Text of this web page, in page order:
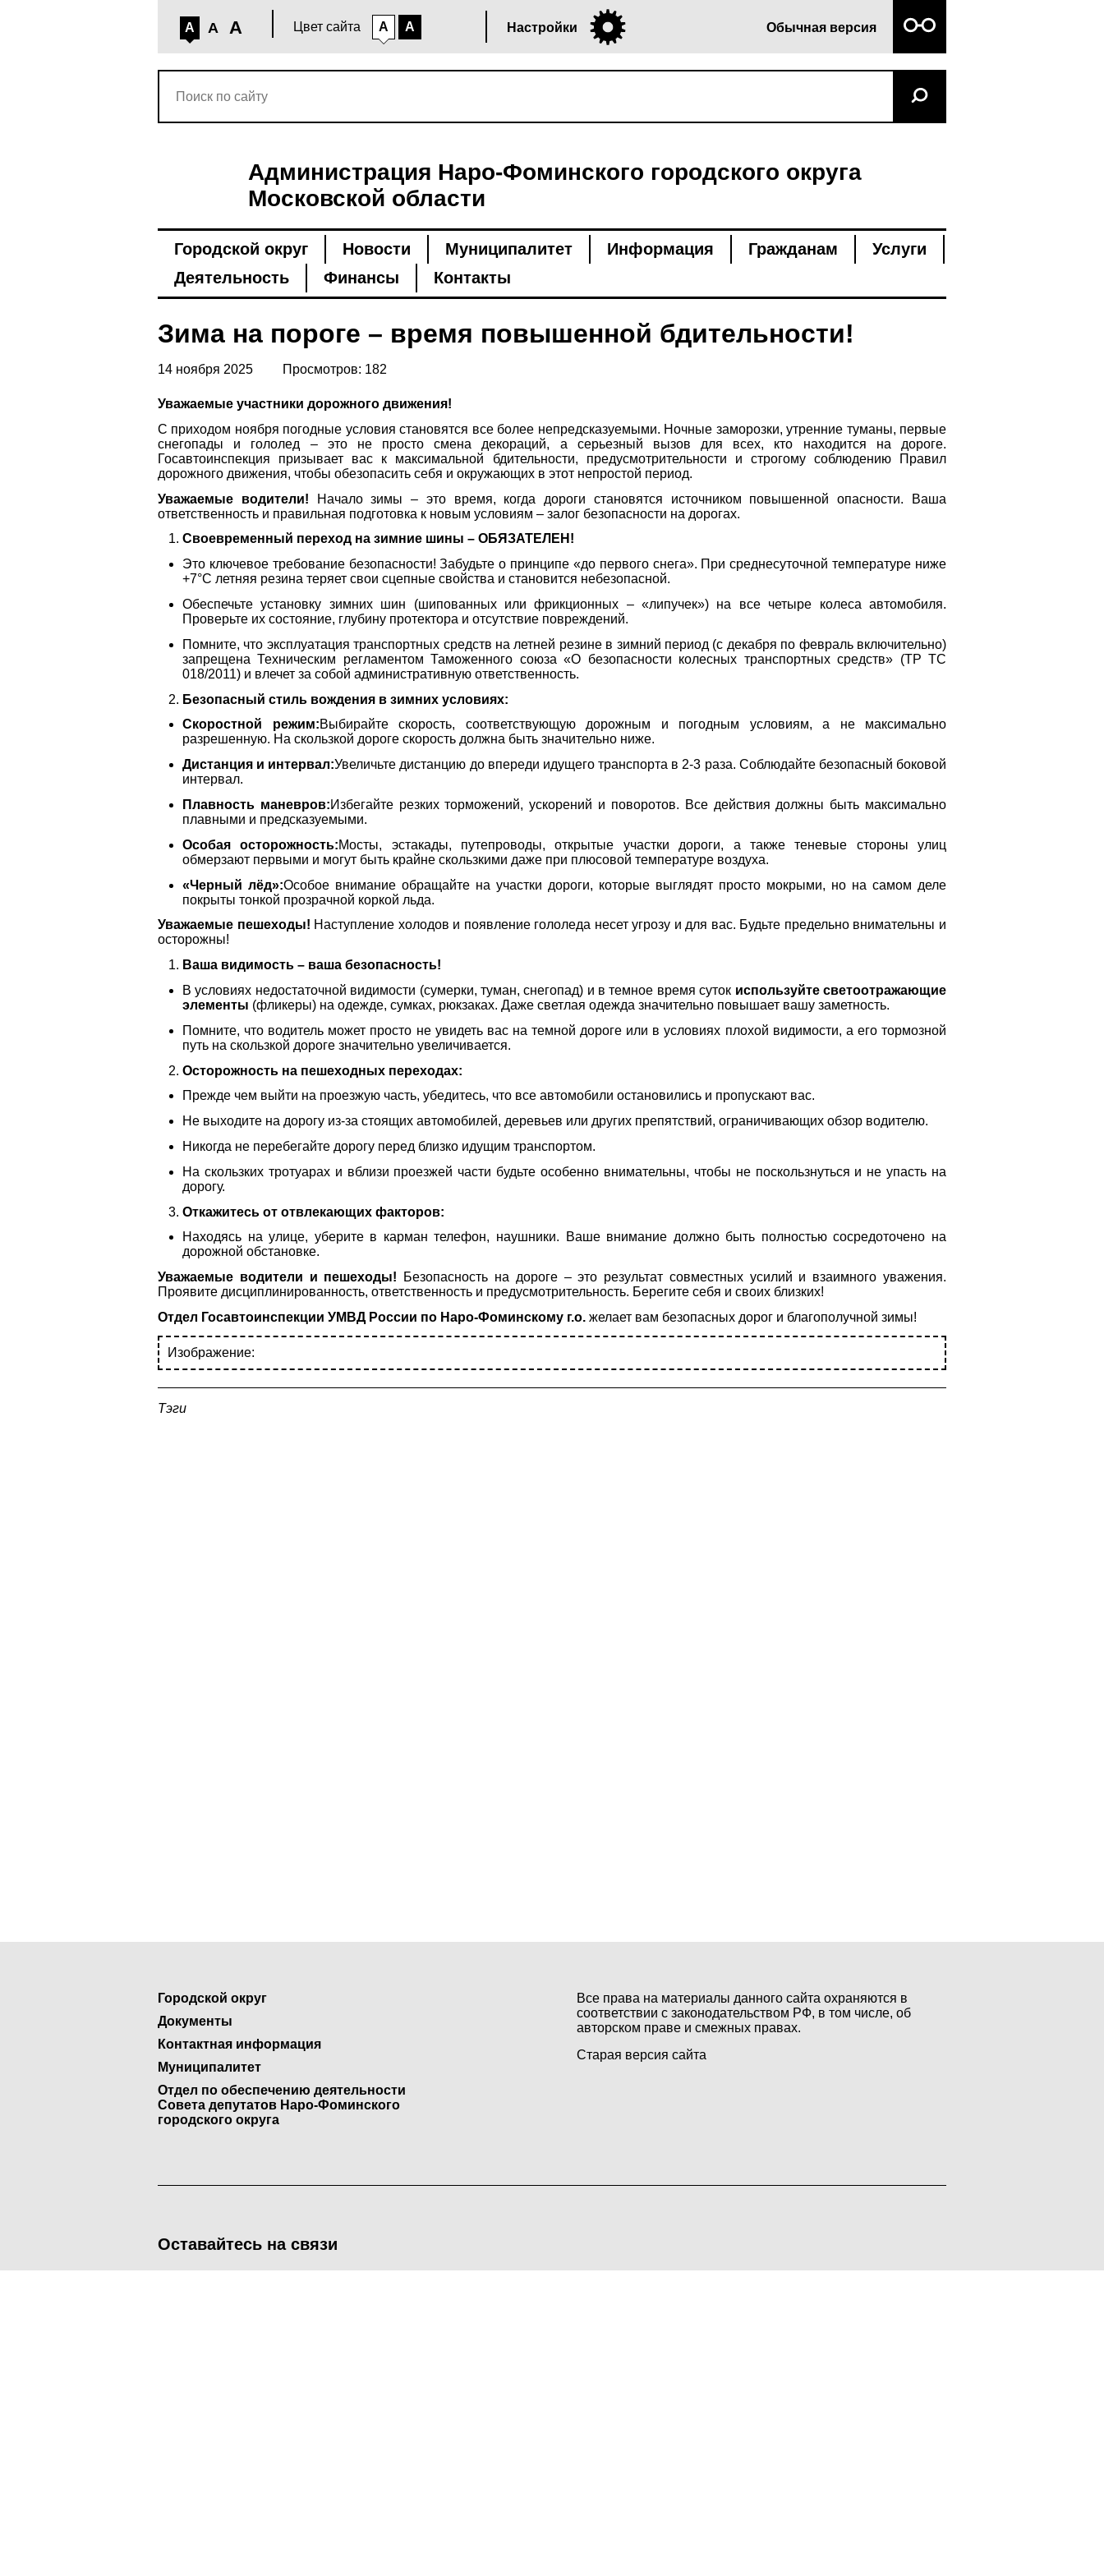
A A A Цвет сайта A A Настройки Обычная версия
Администрация Наро-Фоминского городского округа
Московской области
Городской округ Новости Муниципалитет Информация Гражданам
Услуги
Деятельность
Финансы Контакты
Зима на пороге – время повышенной бдительности!
14 ноября 2025 Просмотров: 182
Уважаемые участники дорожного движения!
С приходом ноября погодные условия становятся все более непредсказуемыми. Ночные заморозки, утренние туманы, первые
снегопады и гололед – это не просто смена декораций, а серьезный вызов для всех, кто находится на дороге.
Госавтоинспекция призывает вас к максимальной бдительности, предусмотрительности и строгому соблюдению Правил
дорожного движения, чтобы обезопасить себя и окружающих в этот непростой период.
Уважаемые водители! Начало зимы – это время, когда дороги становятся источником повышенной опасности. Ваша
ответственность и правильная подготовка к новым условиям – залог безопасности на дорогах.
Своевременный переход на зимние шины – ОБЯЗАТЕЛЕН!
Это ключевое требование безопасности! Забудьте о принципе «до первого снега». При среднесуточной температуре ниже
+7°C летняя резина теряет свои сцепные свойства и становится небезопасной.
Обеспечьте установку зимних шин (шипованных или фрикционных – «липучек») на все четыре колеса автомобиля.
Проверьте их состояние, глубину протектора и отсутствие повреждений.
Помните, что эксплуатация транспортных средств на летней резине в зимний период (с декабря по февраль включительно)
запрещена Техническим регламентом Таможенного союза «О безопасности колесных транспортных средств» (ТР ТС
018/2011) и влечет за собой административную ответственность.
Безопасный стиль вождения в зимних условиях:
Скоростной режим:Выбирайте скорость, соответствующую дорожным и погодным условиям, а не максимально
разрешенную. На скользкой дороге скорость должна быть значительно ниже.
Дистанция и интервал:Увеличьте дистанцию до впереди идущего транспорта в 2-3 раза. Соблюдайте безопасный боковой
интервал.
Плавность маневров:Избегайте резких торможений, ускорений и поворотов. Все действия должны быть максимально
плавными и предсказуемыми.
Особая осторожность:Мосты, эстакады, путепроводы, открытые участки дороги, а также теневые стороны улиц
обмерзают первыми и могут быть крайне скользкими даже при плюсовой температуре воздуха.
«Черный лёд»:Особое внимание обращайте на участки дороги, которые выглядят просто мокрыми, но на самом деле
покрыты тонкой прозрачной коркой льда.
Уважаемые пешеходы! Наступление холодов и появление гололеда несет угрозу и для вас. Будьте предельно внимательны и
осторожны!
Ваша видимость – ваша безопасность!
В условиях недостаточной видимости (сумерки, туман, снегопад) и в темное время суток используйте светоотражающие
элементы (фликеры) на одежде, сумках, рюкзаках. Даже светлая одежда значительно повышает вашу заметность.
Помните, что водитель может просто не увидеть вас на темной дороге или в условиях плохой видимости, а его тормозной
путь на скользкой дороге значительно увеличивается.
Осторожность на пешеходных переходах:
Прежде чем выйти на проезжую часть, убедитесь, что все автомобили остановились и пропускают вас.
Не выходите на дорогу из-за стоящих автомобилей, деревьев или других препятствий, ограничивающих обзор водителю.
Никогда не перебегайте дорогу перед близко идущим транспортом.
На скользких тротуарах и вблизи проезжей части будьте особенно внимательны, чтобы не поскользнуться и не упасть на
дорогу.
Откажитесь от отвлекающих факторов:
Находясь на улице, уберите в карман телефон, наушники. Ваше внимание должно быть полностью сосредоточено на
дорожной обстановке.
Уважаемые водители и пешеходы! Безопасность на дороге – это результат совместных усилий и взаимного уважения.
Проявите дисциплинированность, ответственность и предусмотрительность. Берегите себя и своих близких!
Отдел Госавтоинспекции УМВД России по Наро-Фоминскому г.о. желает вам безопасных дорог и благополучной зимы!
Изображение:
Тэги
Городской округ
Документы
Контактная информация
Муниципалитет
Отдел по обеспечению деятельности
Совета депутатов Наро-Фоминского
городского округа
Все права на материалы данного сайта охраняются в
соответствии с законодательством РФ, в том числе, об
авторском праве и смежных правах.
Старая версия сайта
Оставайтесь на связи